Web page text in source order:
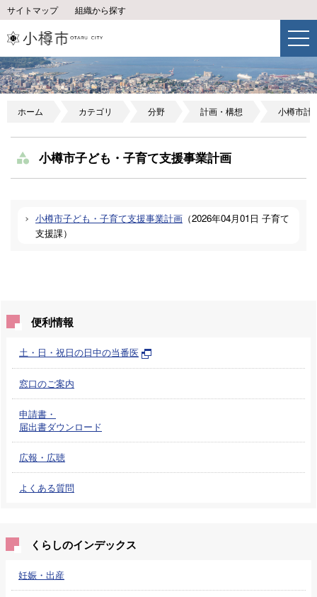
サイトマップ 組織から探す
ホーム カテゴリ 分野 計画・構想 小樽市計
小樽市子ども・子育て支援事業計画
小樽市子ども・子育て支援事業計画 （2026年04月01日 子育て
支援課）
便利情報
土・日・祝日の日中の当番医
窓口のご案内
申請書・
届出書ダウンロード
広報・広聴
よくある質問
くらしのインデックス
妊娠・出産